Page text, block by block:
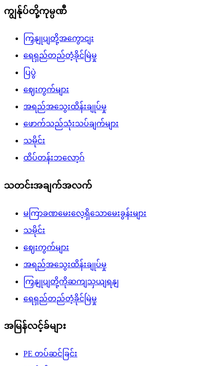
ကျွန်ုပ်တို့ကုမ္ပဏီ
ကြှနျုပျတို့အကွောငျး
ရေရှည်တည်တံ့ခိုင်မြဲမှု
ပြပွဲ
ဈေးကွက်များ
အရည်အသွေးထိန်းချုပ်မှု
ဖောက်သည်သုံးသပ်ချက်များ
သမိုင်း
ထိပ်တန်းဘလော့ဂ်
သတင်းအချက်အလက်
မကြာခဏမေးလေ့ရှိသောမေးခွန်းများ
သမိုင်း
ဈေးကွက်များ
အရည်အသွေးထိန်းချုပ်မှု
ကြှနျုပျတို့ကိုဆကျသှယျရနျ
ရေရှည်တည်တံ့ခိုင်မြဲမှု
အမြန်လင့်ခ်များ
PE တပ်ဆင်ခြင်း